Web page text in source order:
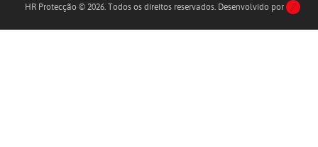
HR Protecção © 2026. Todos os direitos reservados. Desenvolvido por